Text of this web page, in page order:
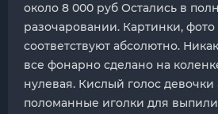
около 8 000 руб Остались в
разочаровании. Картинки, фото
соответствуют абсолютно.
все фонарно сделано на
нулевая. Кислый голос девочки
поломанные иголки для